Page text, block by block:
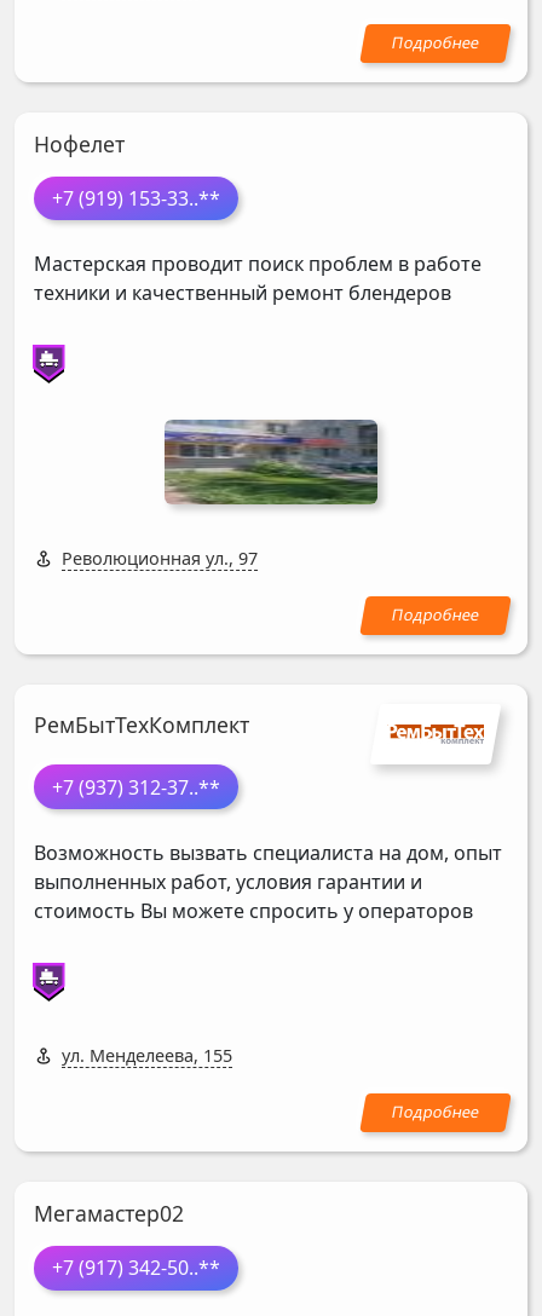
Нофелет
+7 (919) 153-33..**
Мастерская проводит поиск проблем в работе
техники и качественный ремонт блендеров
Революционная ул., 97
РемБытТехКомплект
+7 (937) 312-37..**
Возможность вызвать специалиста на дом, опыт
выполненных работ, условия гарантии и
стоимость Вы можете спросить у операторов
ул. Менделеева, 155
Мегамастер02
+7 (917) 342-50..**